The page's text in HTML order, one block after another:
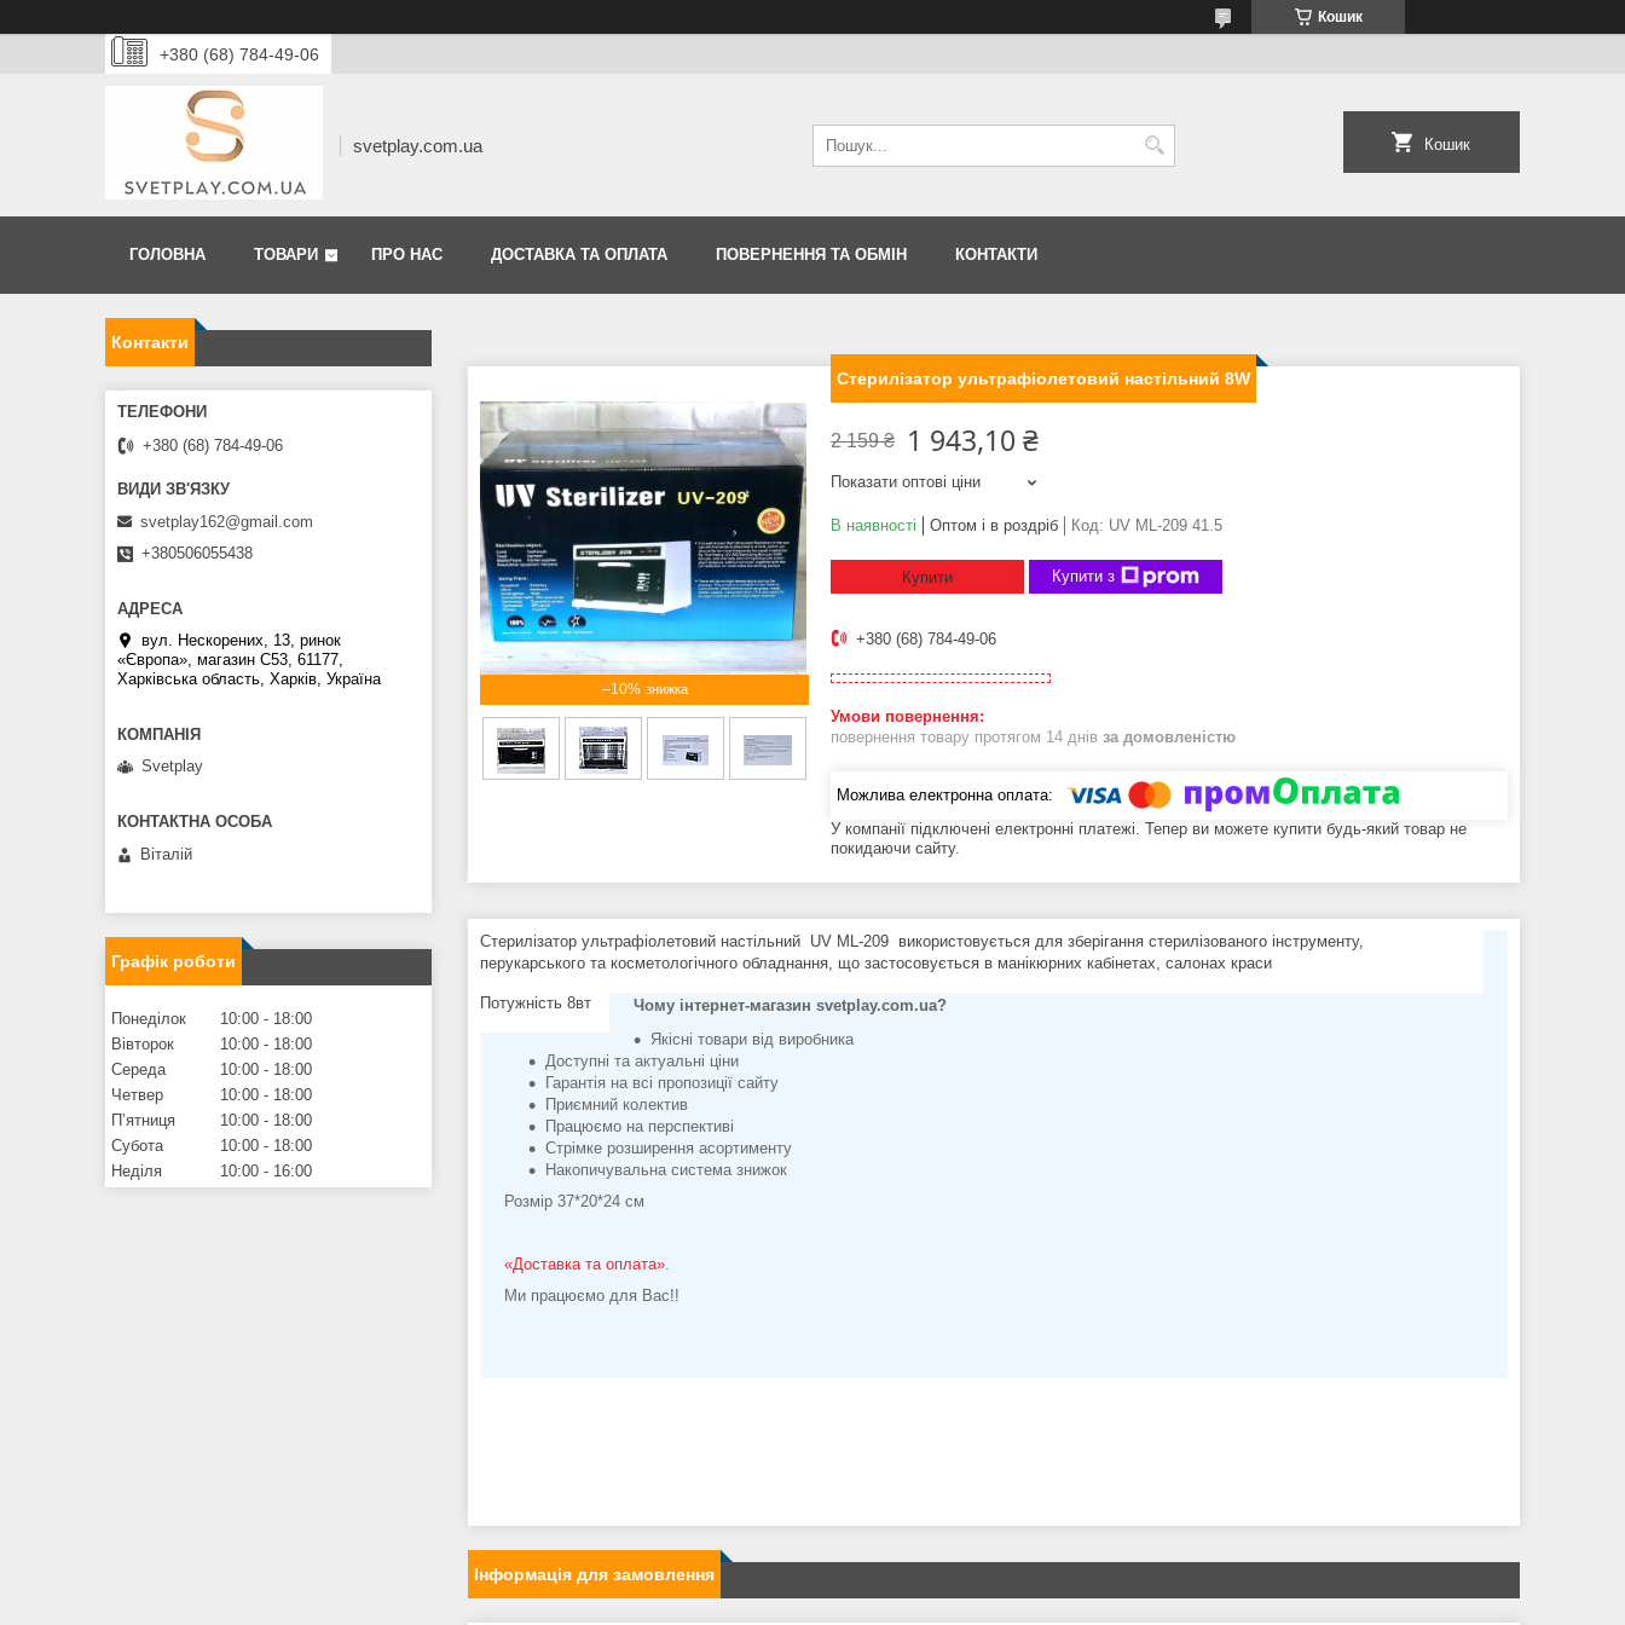
Кошик
+380 (68) 784-49-06
svetplay.com.ua Кошик
ГОЛОВНА ТОВАРИ ПРО НАС ДОСТАВКА ТА ОПЛАТА ПОВЕРНЕННЯ ТА ОБМІН КОНТАКТИ
–10%
Стерилізатор ультрафіолетовий настільний 8W
2 159 ₴ 1 943,10 ₴
Показати оптові ціни
В наявності Оптом і в роздріб Код: UV ML-209 41.5
Купити Купити з
+380 (68) 784-49-06
повернення товару протягом 14 днів за домовленістю
У компанії підключені електронні платежі. Тепер ви можете купити будь-який товар не
покидаючи сайту.
Стерилізатор ультрафіолетовий настільний UV ML-209 використовується для зберігання стерилізованого інструменту,
перукарського та косметологічного обладнання, що застосовується в манікюрних кабінетах, салонах краси
Потужність 8вт
Чому інтернет-магазин svetplay.com.ua?
Якісні товари від виробника
Доступні та актуальні ціни
Гарантія на всі пропозиції сайту
Приємний колектив
Працюємо на перспективі
Стрімке розширення асортименту
Накопичувальна система знижок
Розмір 37*20*24 см
«Доставка та оплата»
Ми працюємо для Вас!!
Інформація для замовлення
Контакти
+380 (68) 784-49-06
svetplay162@gmail.com
+380506055438
вул. Нескорених, 13, ринок
«Європа», магазин С53, 61177,
Харківська область, Харків, Україна
Svetplay
Віталій
Графік роботи
Понеділок 10:00
18:00
Вівторок
10:00
18:00
Середа
10:00
18:00
Четвер
10:00
18:00
Пʼятниця
10:00
18:00
Субота
10:00
18:00
Неділя
10:00 16:00